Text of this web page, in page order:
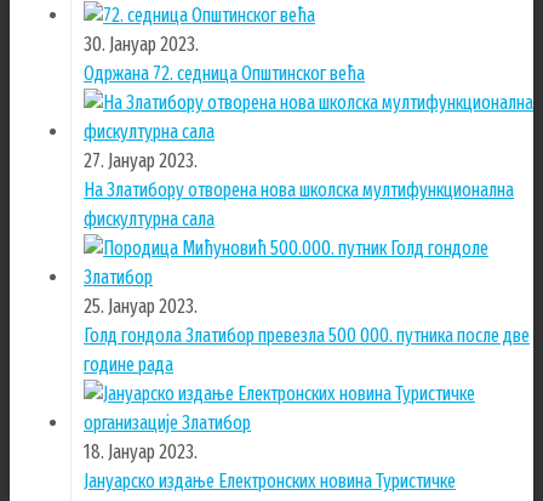
30. Јануар 2023.
Одржана 72. седница Општинског већа
27. Јануар 2023.
На Златибору отворена нова школска мултифункционална
фискултурна сала
25. Јануар 2023.
Голд гондола Златибор превезла 500 000. путника после две
године рада
18. Јануар 2023.
Јануарско издање Електронских новина Туристичке